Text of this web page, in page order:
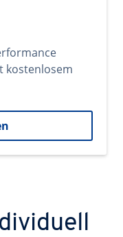
kostenlosem